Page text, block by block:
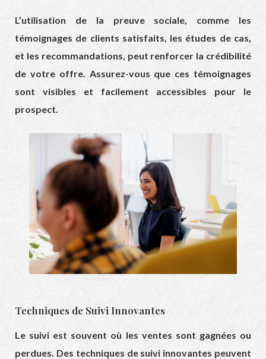
L’utilisation de la preuve sociale, comme les
témoignages de clients satisfaits, les études de cas,
et les recommandations, peut renforcer la crédibilité
de votre offre. Assurez-vous que ces témoignages
sont visibles et facilement accessibles pour le
prospect.
Techniques de Suivi Innovantes
Le suivi est souvent où les ventes sont gagnées ou
perdues. Des techniques de suivi innovantes peuvent